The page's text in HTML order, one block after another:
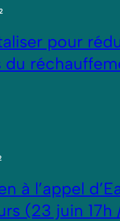
pour
du
à l’appel
(23 juin 17h